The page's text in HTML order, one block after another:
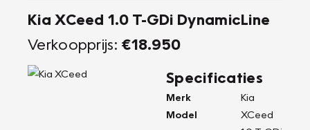
Kia XCeed 1.0 T-GDi DynamicLine
Verkoopprijs: €18.950
Specificaties
Merk
Kia
Model
XCeed